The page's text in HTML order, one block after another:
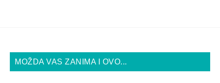
MOŽDA VAS ZANIMA I OVO...